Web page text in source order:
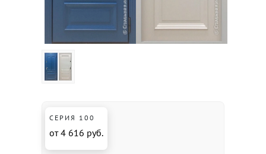
СЕРИЯ 100
от 4 616 руб.